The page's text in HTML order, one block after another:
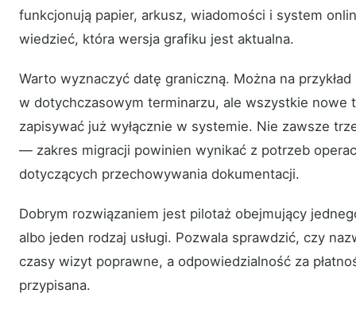
funkcjonują papier, arkusz, wiadomości i system
wiedzieć, która wersja grafiku jest aktualna.
Warto wyznaczyć datę graniczną. Można na
w dotychczasowym terminarzu, ale wszystkie nowe
zapisywać już wyłącznie w systemie. Nie zawsze
— zakres migracji powinien wynikać z potrzeb
dotyczących przechowywania dokumentacji.
Dobrym rozwiązaniem jest pilotaż obejmujący
albo jeden rodzaj usługi. Pozwala sprawdzić, czy
czasy wizyt poprawne, a odpowiedzialność za
przypisana.